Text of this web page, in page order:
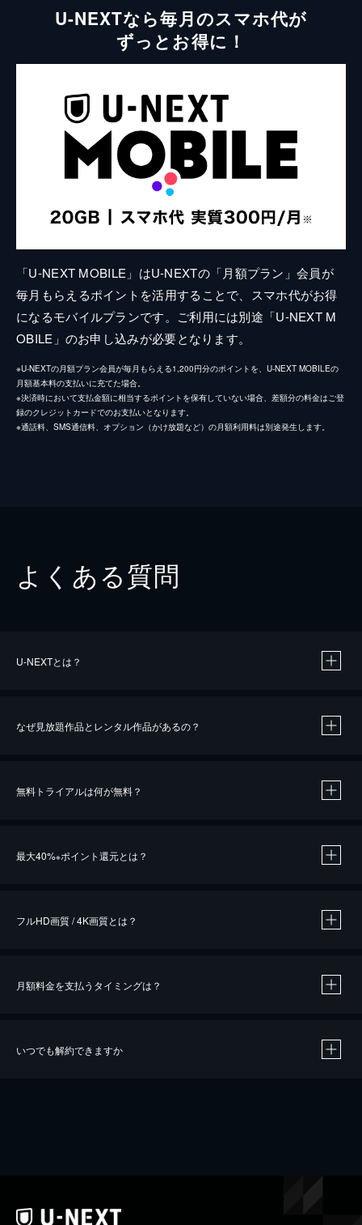
U-NEXTなら毎月のスマホ代が
ずっとお得に！
「U-NEXT MOBILE」はU-NEXTの「月額プラン」会員が
毎月もらえるポイントを活用することで、スマホ代がお得
になるモバイルプランです。ご利用には別途「U-NEXT M
OBILE」のお申し込みが必要となります。
※U-NEXTの月額プラン会員が毎月もらえる1,200円分のポイントを、U-NEXT MOBILEの
月額基本料の支払いに充てた場合。
※決済時において支払金額に相当するポイントを保有していない場合、差額分の料金はご登
録のクレジットカードでのお支払いとなります。
※通話料、SMS通信料、オプション（かけ放題など）の月額利用料は別途発生します。
よくある質問
U-NEXTとは？
なぜ見放題作品とレンタル作品があるの？
無料トライアルは何が無料？
最大40%※ポイント還元とは？
※40％ポイント還元の対象は、クレジットカード決済による作品の購入 / レンタルです。
フルHD画質 / 4K画質とは？
月額料金を支払うタイミングは？
いつでも解約できますか